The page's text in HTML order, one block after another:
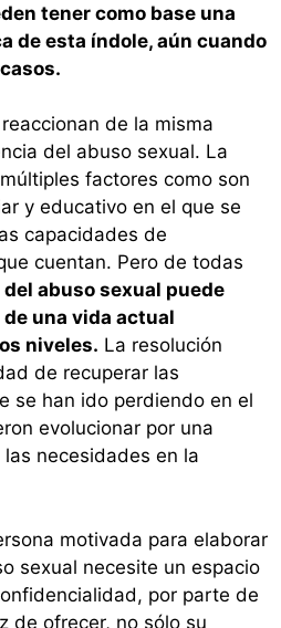
tener como base una
de esta índole, aún cuando
de la misma
del abuso sexual. La
factores como son
y educativo en el que se
capacidades de
cuentan. Pero de todas
abuso sexual puede
una vida actual
niveles. La resolución
de recuperar las
se han ido perdiendo en el
evolucionar por una
necesidades en la
motivada para elaborar
sexual necesite un espacio
por parte de
de ofrecer, no sólo su